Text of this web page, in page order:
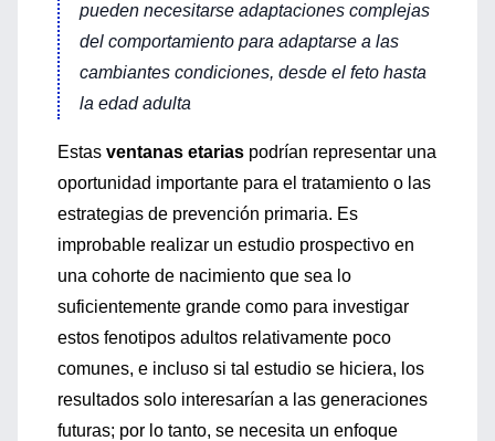
pueden necesitarse adaptaciones complejas
del comportamiento para adaptarse a las
cambiantes condiciones, desde el feto hasta
la edad adulta
Estas ventanas etarias podrían representar una
oportunidad importante para el tratamiento o las
estrategias de prevención primaria. Es
improbable realizar un estudio prospectivo en
una cohorte de nacimiento que sea lo
suficientemente grande como para investigar
estos fenotipos adultos relativamente poco
comunes, e incluso si tal estudio se hiciera, los
resultados solo interesarían a las generaciones
futuras; por lo tanto, se necesita un enfoque